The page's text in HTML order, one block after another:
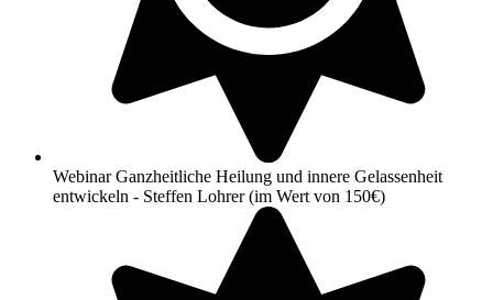
Webinar Ganzheitliche Heilung und innere Gelassenheit
entwickeln - Steffen Lohrer (im Wert von 150€)